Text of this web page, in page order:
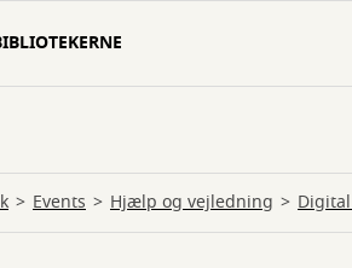
Events Hjælp og vejledning